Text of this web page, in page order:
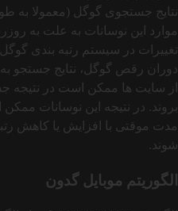
نتایج جستجوی گوگل (معمولا به
موارد این نوسانات به علت به‌
تغییرات در سیستم رتبه‌ بندی
دوران رقص گوگل، نتایج جستجو
از سایت‌ ها ممکن است در نتیجه
بروند. در نتیجه این نوسانات
مدت موقتی با افزایش یا کاهش
شوند.
الگوریتم موبایل گدون